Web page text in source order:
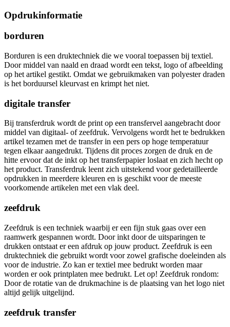
Opdrukinformatie
borduren
Borduren is een druktechniek die we vooral toepassen bij textiel.
Door middel van naald en draad wordt een tekst, logo of afbeelding
op het artikel gestikt. Omdat we gebruikmaken van polyester draden
is het borduursel kleurvast en krimpt het niet.
digitale transfer
Bij transferdruk wordt de print op een transfervel aangebracht door
middel van digitaal- of zeefdruk. Vervolgens wordt het te bedrukken
artikel tezamen met de transfer in een pers op hoge temperatuur
tegen elkaar aangedrukt. Tijdens dit proces zorgen de druk en de
hitte ervoor dat de inkt op het transferpapier loslaat en zich hecht op
het product. Transferdruk leent zich uitstekend voor gedetailleerde
opdrukken in meerdere kleuren en is geschikt voor de meeste
voorkomende artikelen met een vlak deel.
zeefdruk
Zeefdruk is een techniek waarbij er een fijn stuk gaas over een
raamwerk gespannen wordt. Door inkt door de uitsparingen te
drukken ontstaat er een afdruk op jouw product. Zeefdruk is een
druktechniek die gebruikt wordt voor zowel grafische doeleinden als
voor de industrie. Zo kan er textiel mee bedrukt worden maar
worden er ook printplaten mee bedrukt. Let op! Zeefdruk rondom:
Door de rotatie van de drukmachine is de plaatsing van het logo niet
altijd gelijk uitgelijnd.
zeefdruk transfer